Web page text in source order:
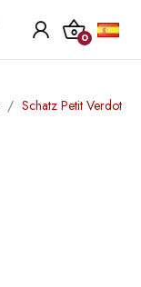
0
Schatz Petit Verdot